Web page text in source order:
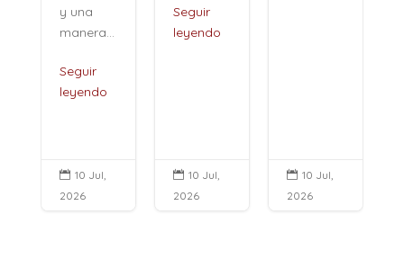
y una
manera...
Seguir
leyendo
 10 Jul,
2026
Seguir
leyendo
 10 Jul,
2026
 10 Jul,
2026